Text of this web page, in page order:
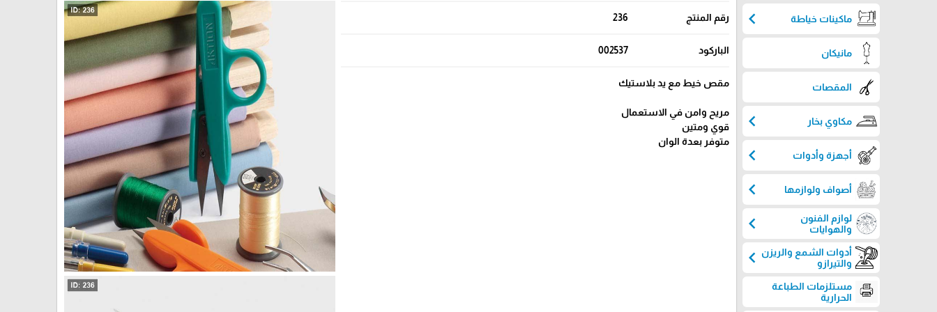
ماكينات خياطة chevron_left
مانيكان
المقصات
مكاوي بخار chevron_left
أجهزة وأدوات chevron_left
أصواف ولوازمها chevron_left
لوازم الفنون
والهوايات
chevron_left
أدوات الشمع والريزن
والتيرازو
chevron_left
مستلزمات الطباعة
الحرارية
رقم المنتج 236
الباركود 002537
مقص خيط مع يد بلاستيك
مريح وامن في الاستعمال
قوي ومتين
متوفر بعدة الوان